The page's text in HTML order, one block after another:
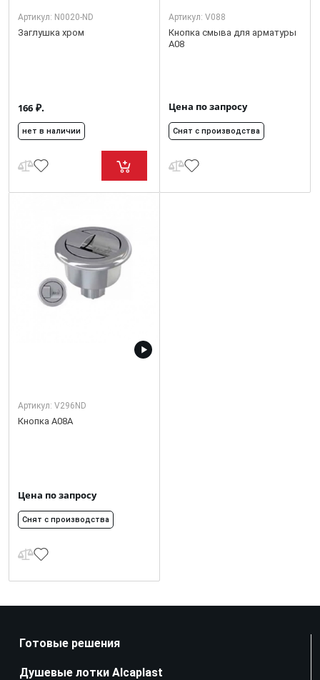
Артикул: N0020-ND
Заглушка хром
166 ₽.
нет в наличии
Артикул: V088
Кнопка смыва для арматуры
А08
Цена по запросу
Снят с производства
Артикул: V296ND
Кнопка А08А
Цена по запросу
Снят с производства
Готовые решения
Душевые лотки Alcaplast